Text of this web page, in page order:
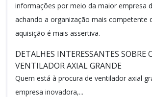
informações por meio da maior empresa
achando a organização mais competente
aquisição é mais assertiva.
DETALHES INTERESSANTES SOBRE
VENTILADOR AXIAL GRANDE
Quem está à procura de ventilador axial
empresa inovadora,...